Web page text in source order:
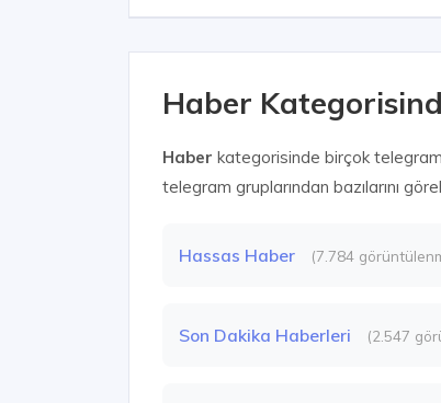
Haber
Haber kategorisinde birçok
telegram gruplarından bazılarını
Hassas Haber (7.784
Son Dakika Haberleri (2.547